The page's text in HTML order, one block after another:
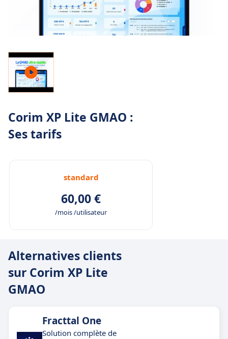
Corim XP Lite GMAO :
Ses tarifs
standard
60,00 €
/mois /utilisateur
Alternatives clients
sur Corim XP Lite
GMAO
Fracttal One
Solution complète de